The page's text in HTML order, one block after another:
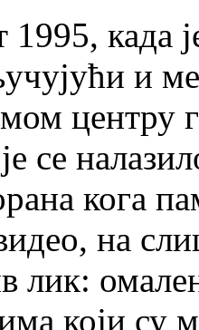
1995, ка­да
и
цен­тру
се
ко­га
на
лик:
ко­ји су